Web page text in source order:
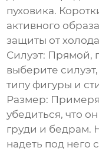
пуховика.
активного
защиты от
Силуэт: Прямой,
выберите
типу фигуры и
Размер:
убедиться, что
груди и бедрам.
надеть под него